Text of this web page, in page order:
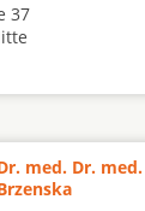
37
med. Dr.